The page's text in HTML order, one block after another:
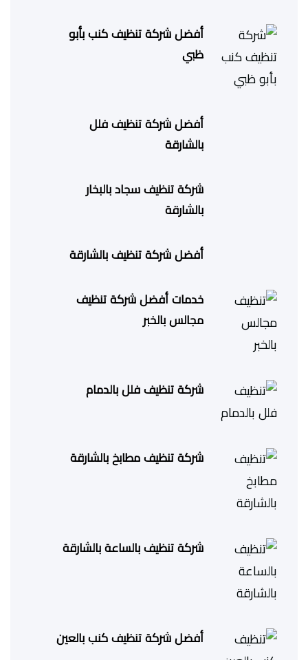
أفضل شركة تنظيف كنب بأبو
ظبي
أفضل شركة تنظيف فلل
بالشارقة
شركة تنظيف سجاد بالبخار
بالشارقة
أفضل شركة تنظيف بالشارقة
خدمات أفضل شركة تنظيف
مجالس بالخبر
شركة تنظيف فلل بالدمام
شركة تنظيف مطابخ بالشارقة
شركة تنظيف بالساعة بالشارقة
أفضل شركة تنظيف كنب بالعين